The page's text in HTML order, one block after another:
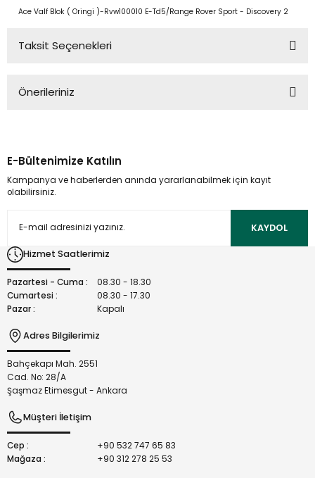
Ace Valf Blok ( Oringi )-Rvw100010 E-Td5/Range Rover Sport - Discovery 2
Taksit Seçenekleri
Önerileriniz
kullanarak tarafımıza iletebilirsiniz.
Görüş ve önerileriniz için teşekkür ederiz.
Ürün açıklamasında eksik bilgiler bulunuyor.
Bu ürüne benzer farklı alternatifler olmalı.
E-Bültenimize Katılın
Kampanya ve haberlerden anında yararlanabilmek için kayıt
olabilirsiniz.
KAYDOL
Hizmet Saatlerimiz
Pazartesi - Cuma :
08.30 - 18.30
Cumartesi :
08.30 - 17.30
Pazar :
Kapalı
Adres Bilgilerimiz
Bahçekapı Mah. 2551
Cad. No: 28/A
Şaşmaz Etimesgut - Ankara
Müşteri İletişim
Cep :
+90 532 747 65 83
Mağaza :
+90 312 278 25 53